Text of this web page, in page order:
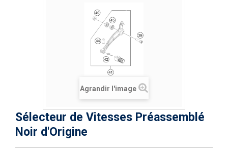
Agrandir l'image
Sélecteur de Vitesses Préassemblé
Noir d'Origine